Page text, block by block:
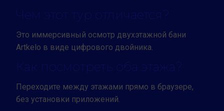
Чем этот тур отличается?
Это иммерсивный осмотр двухэтажной бани
Artkelo в виде цифрового двойника.
Как посмотреть оба этажа?
Переходите между этажами прямо в браузере,
без установки приложений.